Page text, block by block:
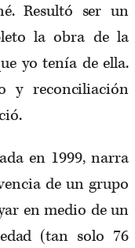
Resultó ser un
la obra de la
yo tenía de ella.
y reconciliación
en 1999, narra
de un grupo
en medio de un
(tan solo 76